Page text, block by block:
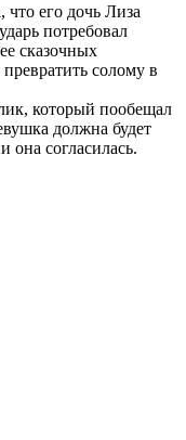
его дочь Лиза
потребовал
сказочных
солому в
который пообещал
должна будет
она согласилась.